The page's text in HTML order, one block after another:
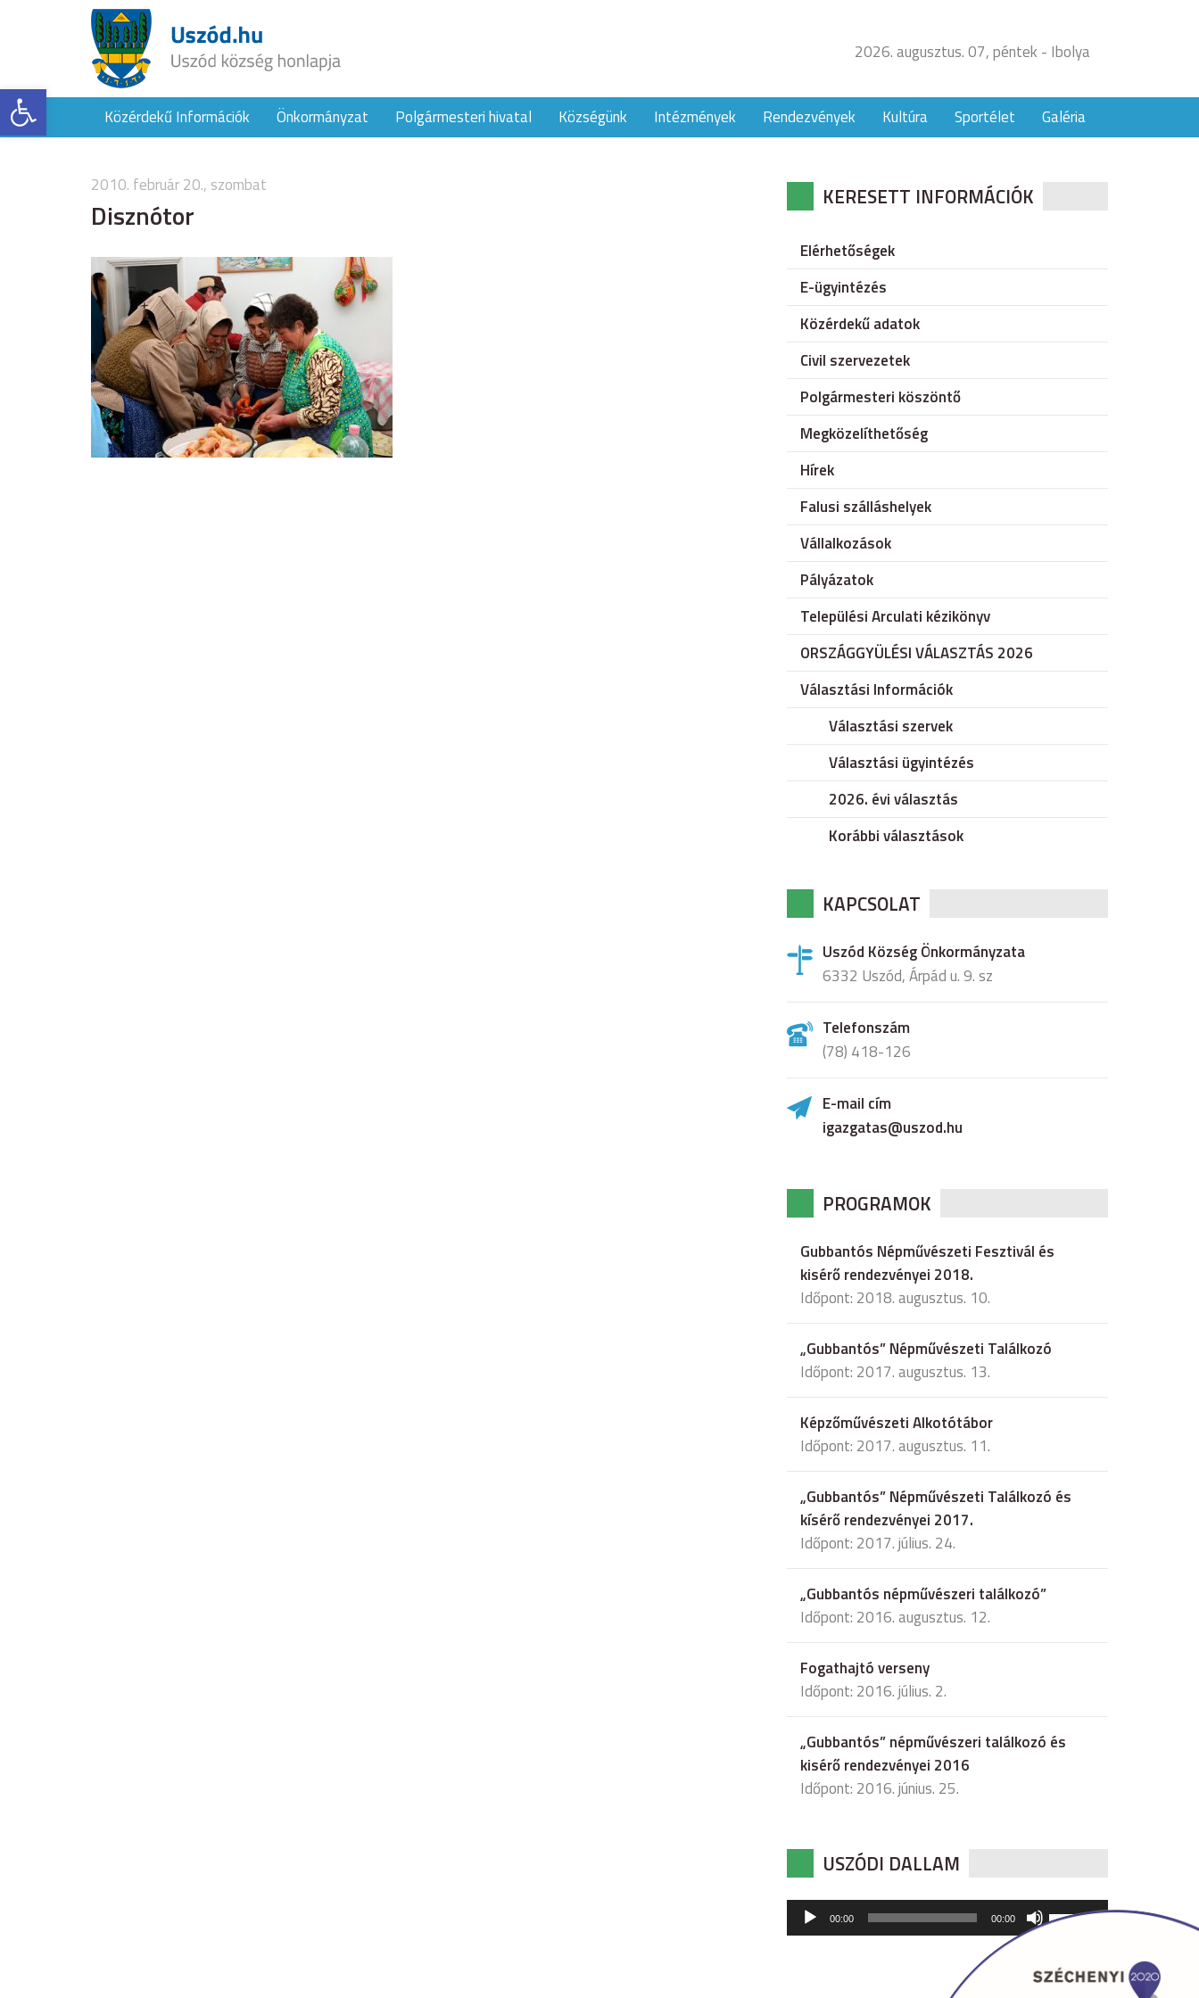
Eszköztár megnyitása
2026. augusztus. 07, péntek - Ibolya
Közérdekű Információk Önkormányzat Polgármesteri hivatal Községünk Intézmények Rendezvények Kultúra Sportélet Galéria
2010. február 20., szombat
Disznótor KERESETT INFORMÁCIÓK
Elérhetőségek
E-ügyintézés
Közérdekű adatok
Civil szervezetek
Polgármesteri köszöntő
Megközelíthetőség
Hírek
Falusi szálláshelyek
Vállalkozások
Pályázatok
Települési Arculati kézikönyv
ORSZÁGGYÜLÉSI VÁLASZTÁS 2026
Választási Információk
Választási szervek
Választási ügyintézés
2026. évi választás
Korábbi választások
KAPCSOLAT
Uszód Község Önkormányzata
6332 Uszód, Árpád u. 9. sz
Telefonszám
(78) 418-126
E-mail cím
igazgatas@uszod.hu
PROGRAMOK
Gubbantós Népművészeti Fesztivál és
kisérő rendezvényei 2018.
Időpont: 2018. augusztus. 10.
„Gubbantós” Népművészeti Találkozó
Időpont: 2017. augusztus. 13.
Képzőművészeti Alkotótábor
Időpont: 2017. augusztus. 11.
„Gubbantós” Népművészeti Találkozó és
kísérő rendezvényei 2017.
Időpont: 2017. július. 24.
„Gubbantós népművészeri találkozó”
Időpont: 2016. augusztus. 12.
Fogathajtó verseny
Időpont: 2016. július. 2.
„Gubbantós” népművészeri találkozó és
kisérő rendezvényei 2016
Időpont: 2016. június. 25.
USZÓDI DALLAM
Audió
lejátszó
00:00 00:00
hangerő
csökkentéséhez